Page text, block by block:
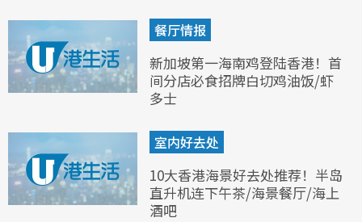
餐厅情报
新加坡第一海南鸡登陆香港！首
间分店必食招牌白切鸡油饭/虾
多士
室内好去处
10大香港海景好去处推荐！半岛
直升机连下午茶/海景餐厅/海上
酒吧